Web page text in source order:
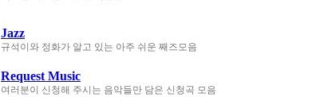
Jazz
규석이와 정화가 알고 있는 아주 쉬운 째즈모음
Request Music
여러분이 신청해 주시는 음악들만 담은 신청곡 모음